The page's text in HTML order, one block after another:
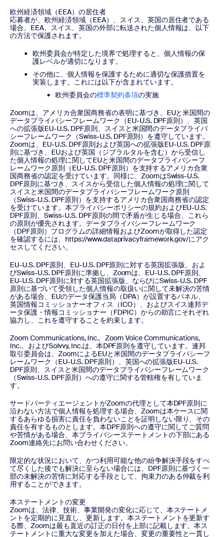
欧州経済領域（EEA）の居住者
応募者が、欧州経済領域（EEA）、スイス、英国の居住者である
場合、EEA、スイス、英国の外部に転送された個人情報は、以下
の方法で保護されます。
欧州委員会が特定した境界で処理すると、個人情報の保
護レベルが適切になります。
その他に、個人情報を保護するために適切な保護措置を
実装します。これには以下が含まれています。
欧州委員会の標準契約条項の実施
Zoomは、アメリカ合衆国商務省の表明に基づき、EUと米国間の
データプライバシーフレームワーク（EU-U.S. DPF原則）、英国
への拡張版EU-U.S. DPF原則、スイスと米国間のデータプライバ
シーフレームワーク（Swiss-U.S. DPF原則）を遵守しています。
Zoomは、EU-U.S. DPF原則および英国への拡張版EU-U.S. DPF原
則に基づき、EUおよび英国（ジブラルタルを含む）から受信し
た個人情報の処理に関してEUと米国間のデータプライバシーフ
レームワーク原則（EU-U.S. DPF原則）を支持するアメリカ合衆
国商務省の認定を受けています。同様に、ZoomはSwiss-U.S.
DPF原則に基づき、スイスから受信した個人情報の処理に関して
スイスと米国間のデータプライバシーフレームワーク原則
（Swiss-U.S. DPF原則）を支持するアメリカ合衆国商務省の認定
を受けています。本プライバシーポリシーの規約およびEU-U.S.
DPF原則、Swiss-U.S. DPF原則の間で矛盾が生じる場合、これら
の原則が優先されます。データプライバシーフレームワーク
（DPF原則）プログラムの詳細情報およびZoomが取得した認定
を確認するには、https://www.dataprivacyframework.gov/にアク
セスしてください。
EU-U.S. DPF原則、EU-U.S. DPF原則に対する英国拡張版、およ
びSwiss-U.S. DPF原則に準拠し、Zoomは、EU-U.S. DPF原則、
EU-U.S. DPF原則に対する英国拡張版、ならびにSwiss-U.S. DPF
原則に基づいて受領した個人情報の取扱いに関して未解決の苦情
がある場合、EUのデータ保護当局（DPA）が設置するパネル、
英国情報コミッショナーオフィス（ICO）、およびスイス連邦デ
ータ保護・情報コミッショナー（FDPIC）からの助言にそれぞれ
協力し、これを遵守することを約束します。
Zoom Communications, Inc.、Zoom Voice Communications,
Inc.、およびSolvvy, Inc.は、本DPF原則を遵守しています。連邦
取引委員会は、ZoomによるEUと米国間のデータプライバシーフ
レームワーク（EU-U.S. DPF原則）、英国への拡張版EU-U.S.
DPF原則、スイスと米国間のデータプライバシーフレームワーク
（Swiss-U.S. DPF原則）への遵守に関する管轄権を有していま
す。
サードパーティエージェントがZoomの代理として本DPF原則に
沿わない方法で個人情報を処理する場合、Zoomは本ケースに関
するあらゆる損害に責任を負わないことを証明しない限り、その
責任を有するものとします。本DPF原則への遵守に関してご質問
や苦情がある場合、本プライバシーステートメントの下部にある
Zoom連絡先にお問い合わせください。
限定的な状況において、かつ利用可能な他の紛争解決手段をすべ
て尽くした後でも解決に至らない場合には、DPF原則に基づく一
部の未解決の苦情に対応する手段として、拘束力のある仲裁を利
用することができます。
本ステートメントの変更
Zoomは、法律、技術、事業開発の変化に応じて、本ステートメ
ントを定期的に見直し、更新します。本ステートメントを更新す
る際、Zoomは最も直近の訂正の日付を上部に記載します。本ス
テートメントに重大な変更を加えた場合、変更の重要性と一貫し